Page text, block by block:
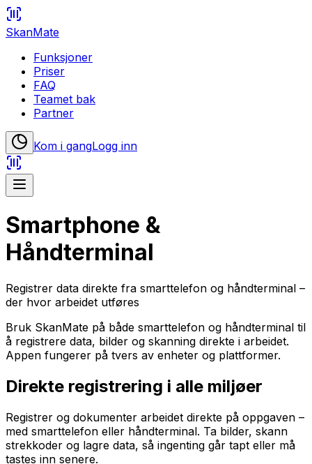
SkanMate
Funksjoner
Priser
FAQ
Teamet bak
Partner
Kom i gangLogg inn
Smartphone &
Håndterminal
Registrer data direkte fra smarttelefon og håndterminal –
der hvor arbeidet utføres
Bruk SkanMate på både smarttelefon og håndterminal til
å registrere data, bilder og skanning direkte i arbeidet.
Appen fungerer på tvers av enheter og plattformer.
Direkte registrering i alle miljøer
Registrer og dokumenter arbeidet direkte på oppgaven –
med smarttelefon eller håndterminal. Ta bilder, skann
strekkoder og lagre data, så ingenting går tapt eller må
tastes inn senere.